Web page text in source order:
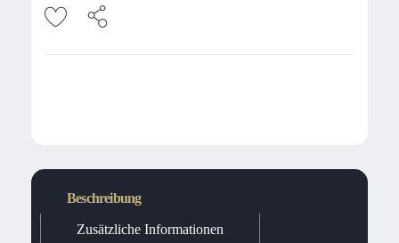
Beschreibung
Zusätzliche Informationen